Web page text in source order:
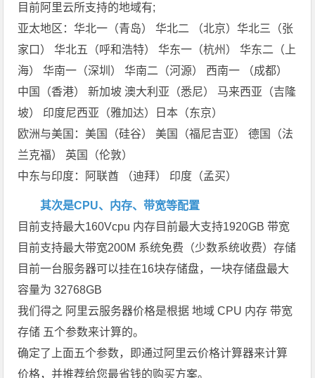
目前阿里云所支持的地域有;
亚太地区：华北一（青岛） 华北二 （北京）华北三（张
家口） 华北五（呼和浩特） 华东一（杭州） 华东二（上
海） 华南一（深圳） 华南二（河源） 西南一 （成都）
中国（香港） 新加坡 澳大利亚（悉尼） 马来西亚（吉隆
坡） 印度尼西亚（雅加达）日本（东京）
欧洲与美国：美国（硅谷） 美国（福尼吉亚） 德国（法
兰克福） 英国（伦敦）
中东与印度：阿联酋 （迪拜） 印度（孟买）
其次是CPU、内存、带宽等配置
目前支持最大160Vcpu 内存目前最大支持1920GB 带宽
目前支持最大带宽200M 系统免费（少数系统收费）存储
目前一台服务器可以挂在16块存储盘，一块存储盘最大
容量为 32768GB
我们得之 阿里云服务器价格是根据 地域 CPU 内存 带宽
存储 五个参数来计算的。
确定了上面五个参数，即通过阿里云价格计算器来计算
价格，并推荐给您最省钱的购买方案。